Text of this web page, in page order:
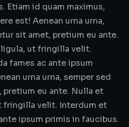
Etiam id quam maximus,
est! Aenean urna urna,
sit amet, pretium eu ante.
ut fringilla velit.
fames ac ante ipsum
urna urna, semper sed
eu ante. Nulla et
fringilla velit. Interdum et
ipsum primis in faucibus.